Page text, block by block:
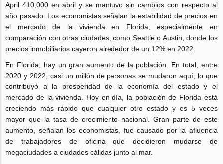
April 410,000 en abril y se mantuvo sin cambios con respecto al
año pasado. Los economistas señalan la estabilidad de precios en
el mercado de la vivienda en Florida, especialmente en
comparación con otras ciudades, como Seattle o Austin, donde los
precios inmobiliarios cayeron alrededor de un 12% en 2022.
En Florida, hay un gran aumento de la población. En total, entre
2020 y 2022, casi un millón de personas se mudaron aquí, lo que
contribuyó a la prosperidad de la economía del estado y el
mercado de la vivienda. Hoy en día, la población de Florida está
creciendo más rápido que cualquier otro estado y es 5 veces
mayor que la tasa de crecimiento nacional. Gran parte de este
aumento, señalan los economistas, fue causado por la afluencia
de trabajadores de oficina que decidieron mudarse de
megaciudades a ciudades cálidas junto al mar.